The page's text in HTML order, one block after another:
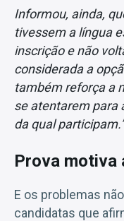
Informou, ainda,
tivessem a língua
inscrição e não
considerada a
também reforça a
se atentarem para
da qual participam.”
Prova motiva
E os problemas
candidatas que